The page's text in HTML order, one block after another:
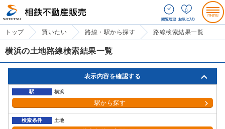
0
トップ 買いたい 路線・駅から探す 路線検索結果一覧
横浜の土地路線検索結果一覧
表示内容を確認する
駅 横浜
駅から探す
検索条件 土地